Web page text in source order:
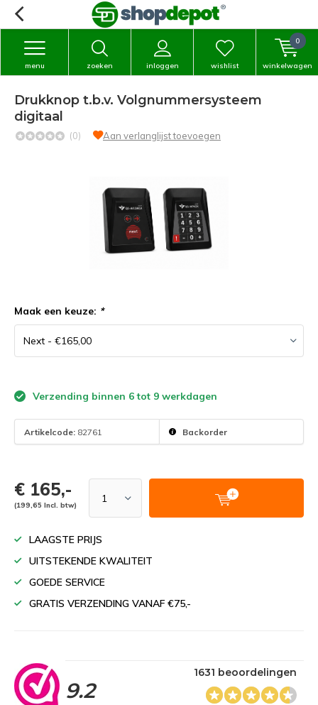
zoeken inloggen
menu wishlist winkelwagen
0
Drukknop t.b.v. Volgnummersysteem
digitaal
(0) Aan verlanglijst toevoegen
Maak een keuze: *
Verzending binnen 6 tot 9 werkdagen
Artikelcode: 82761 Backorder
€ 165,-
(199,65 Incl. btw)
LAAGSTE PRIJS
UITSTEKENDE KWALITEIT
GOEDE SERVICE
GRATIS VERZENDING VANAF €75,-
9.2
1631 beoordelingen